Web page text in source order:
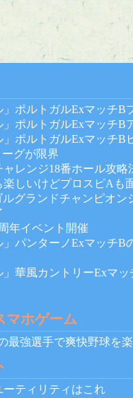
」ポルトガルExマッチB
」ポルトガルExマッチB
」ポルトガルExマッチB
グが限界
ャレンジ18番ホール攻略
楽しいけどプロスピAも
グランドチャンピオン
年イベント開催
」パンターノExマッチB
」華風カントリーExマ
マホゲーム
最強選手で爽快野球を
ーティリティはこれ